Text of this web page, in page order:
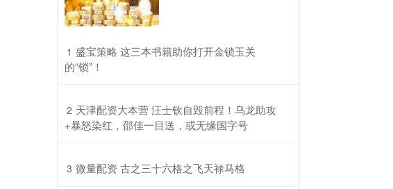
1 ​盛宝策略 这三本书籍助你打开金锁玉关
的“锁”！
2 ​天津配资大本营 汪士钦自毁前程！乌龙助攻
+暴怒染红，邵佳一目送，或无缘国字号
3 ​微量配资 古之三十六格之飞天禄马格